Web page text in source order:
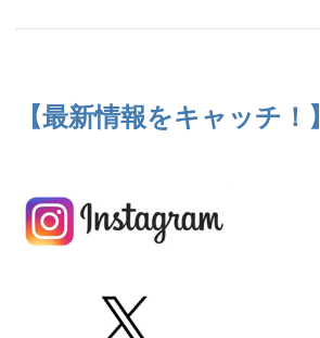
【最新情報をキャッチ！】